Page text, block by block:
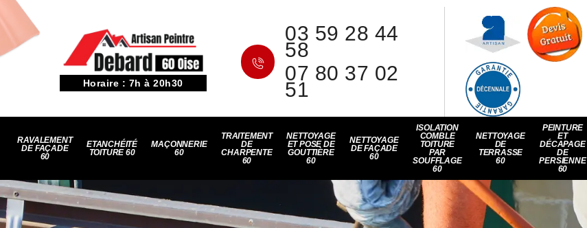
Horaire : 7h à 20h30
03 59 28 44
58
07 80 37 02
51
RAVALEMENT
DE FAÇADE
60
ETANCHÉITÉ
TOITURE 60
MAÇONNERIE
60
TRAITEMENT
DE
CHARPENTE
60
NETTOYAGE
ET POSE DE
GOUTTIÈRE
60
NETTOYAGE
DE FAÇADE
60
ISOLATION
COMBLE
TOITURE
PAR
SOUFFLAGE
60
NETTOYAGE
DE
TERRASSE
60
PEINTURE
ET
DÉCAPAGE
DE
PERSIENNE
60